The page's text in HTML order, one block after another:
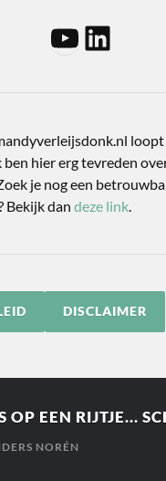
ben hier erg tevreden
je nog een
Bekijk dandeze link
DISCLAIMER
OP EEN RIJTJE...
NORÉN